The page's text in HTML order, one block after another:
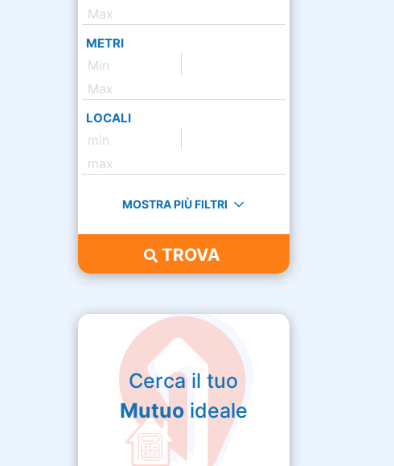
METRI
LOCALI
MOSTRA PIÙ FILTRI
TROVA
Cerca il tuo
Mutuoideale